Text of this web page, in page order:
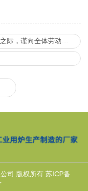
全体劳动者致以崇高敬意
司 版权所有 苏ICP备